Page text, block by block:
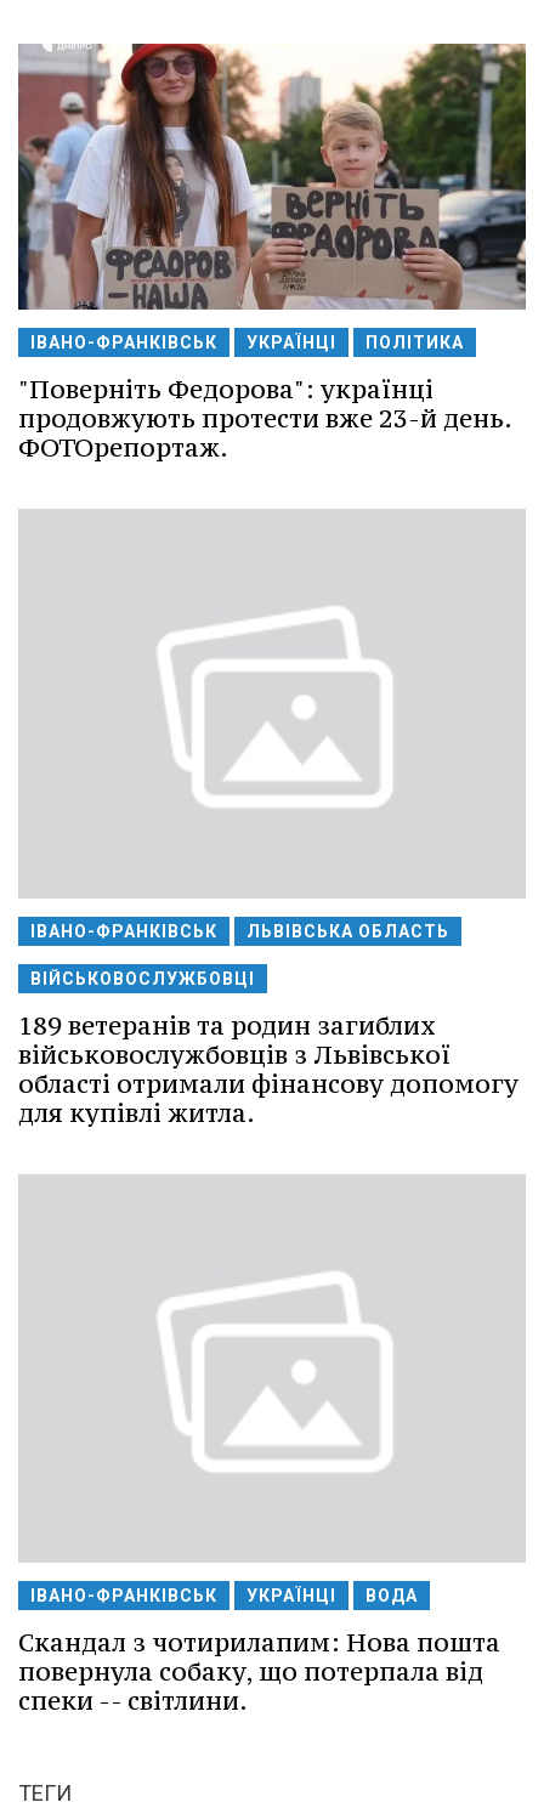
ІВАНО-ФРАНКІВСЬК УКРАЇНЦІ ПОЛІТИКА
"Поверніть Федорова": українці
продовжують протести вже 23-й день.
ФОТОрепортаж.
ІВАНО-ФРАНКІВСЬК ЛЬВІВСЬКА ОБЛАСТЬ
ВІЙСЬКОВОСЛУЖБОВЦІ
189 ветеранів та родин загиблих
військовослужбовців з Львівської
області отримали фінансову допомогу
для купівлі житла.
ІВАНО-ФРАНКІВСЬК УКРАЇНЦІ ВОДА
Скандал з чотирилапим: Нова пошта
повернула собаку, що потерпала від
спеки -- світлини.
ТЕГИ